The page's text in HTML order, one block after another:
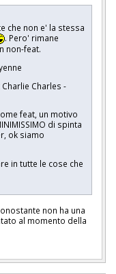
che non e' la stessa
. Pero' rimane
non-feat.
Charles -
feat, un motivo
di spinta
ok siamo
in tutte le cose che
non ha una
al momento della